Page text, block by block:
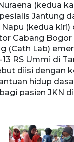
(kedua
Jantung
(kedua kiri)
Cabang Bogor
(Cath Lab)
RS Ummi di
diisi dengan
hidup
pasien JKN